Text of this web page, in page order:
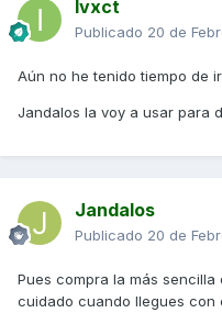
Ivxct
Publicado 20 de
Aún no he tenido tiempo de
Jandalos la voy a usar para
Jandalos
Publicado 20 de
Pues compra la más
cuidado cuando llegues con